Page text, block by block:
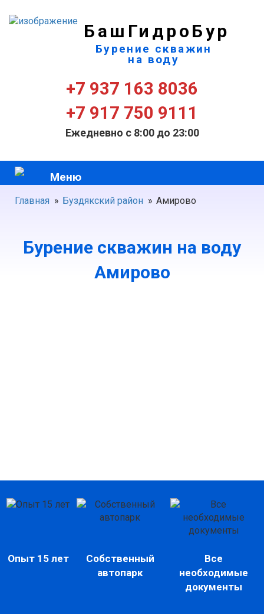
БашГидроБур
Бурение скважин
на воду
+7 937 163 8036
+7 917 750 9111
Ежедневно с 8:00 до 23:00
Меню
Главная » Буздякский район » Амирово
Бурение скважин на воду
Амирово
Опыт 15 лет
Собственный
автопарк
Все
необходимые
документы